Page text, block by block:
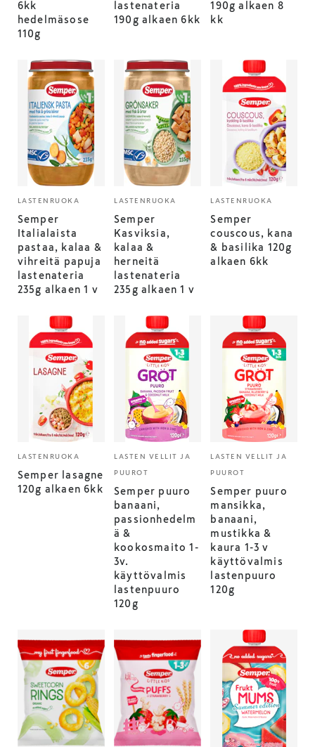
6kk
hedelmäsose
110g
lastenateria
190g alkaen 6kk
190g alkaen 8
kk
LASTENRUOKA
Semper
Italialaista
pastaa, kalaa &
vihreitä papuja
lastenateria
235g alkaen 1 v
LASTENRUOKA
Semper
Kasviksia,
kalaa &
herneitä
lastenateria
235g alkaen 1 v
LASTENRUOKA
Semper
couscous, kana
& basilika 120g
alkaen 6kk
LASTENRUOKA
Semper lasagne
120g alkaen 6kk
LASTEN VELLIT JA
PUUROT
Semper puuro
banaani,
passionhedelm
ä &
kookosmaito 1-
3v.
käyttövalmis
lastenpuuro
120g
LASTEN VELLIT JA
PUUROT
Semper puuro
mansikka,
banaani,
mustikka &
kaura 1-3 v
käyttövalmis
lastenpuuro
120g